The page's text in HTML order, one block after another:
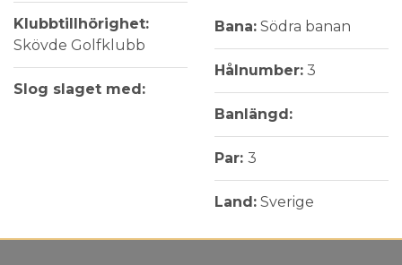
Klubbtillhörighet:
Skövde Golfklubb
Slog slaget med:
Bana: Södra banan
Hålnumber: 3
Banlängd:
Par: 3
Land: Sverige